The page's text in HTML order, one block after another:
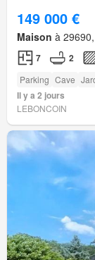
149 000 €
Maison à
7 2
Parking Cave
Il y a 2 jours
LEBONCOIN